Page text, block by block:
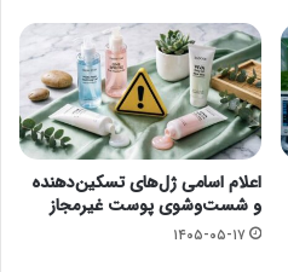
اعلام اسامی ژل‌های تسکین‌دهنده
و شست‌وشوی پوست غیرمجاز
۱۴۰۵-۰۵-۱۷